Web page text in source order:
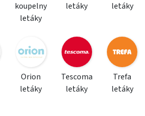
koupelny
letáky
letáky
letáky
Orion
letáky
Tescoma
letáky
Trefa
letáky